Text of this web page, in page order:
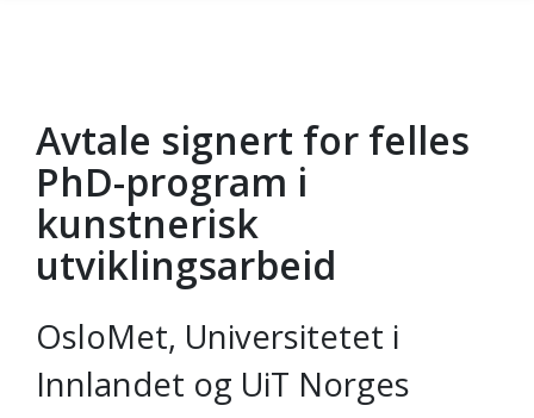
Gå til hovedinnhold
Avtale signert for felles
PhD-program i
kunstnerisk
utviklingsarbeid
OsloMet, Universitetet i
Innlandet og UiT Norges